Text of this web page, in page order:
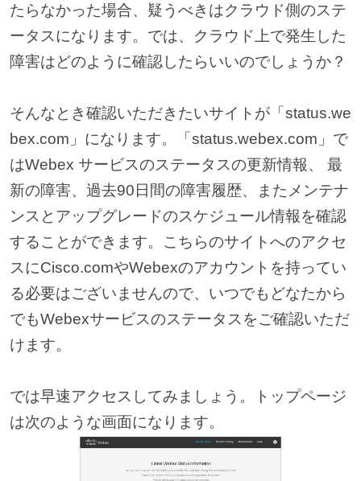
たらなかった場合、疑うべきはクラウド側のステ
ータスになります。では、クラウド上で発生した
障害はどのように確認したらいいのでしょうか？
そんなとき確認いただきたいサイトが「status.we
bex.com」になります。「status.webex.com」で
はWebex サービスのステータスの更新情報、 最
新の障害、過去90日間の障害履歴、またメンテナ
ンスとアップグレードのスケジュール情報を確認
することができます。こちらのサイトへのアクセ
スにCisco.comやWebexのアカウントを持ってい
る必要はございませんので、いつでもどなたから
でもWebexサービスのステータスをご確認いただ
けます。
では早速アクセスしてみましょう。トップページ
は次のような画面になります。